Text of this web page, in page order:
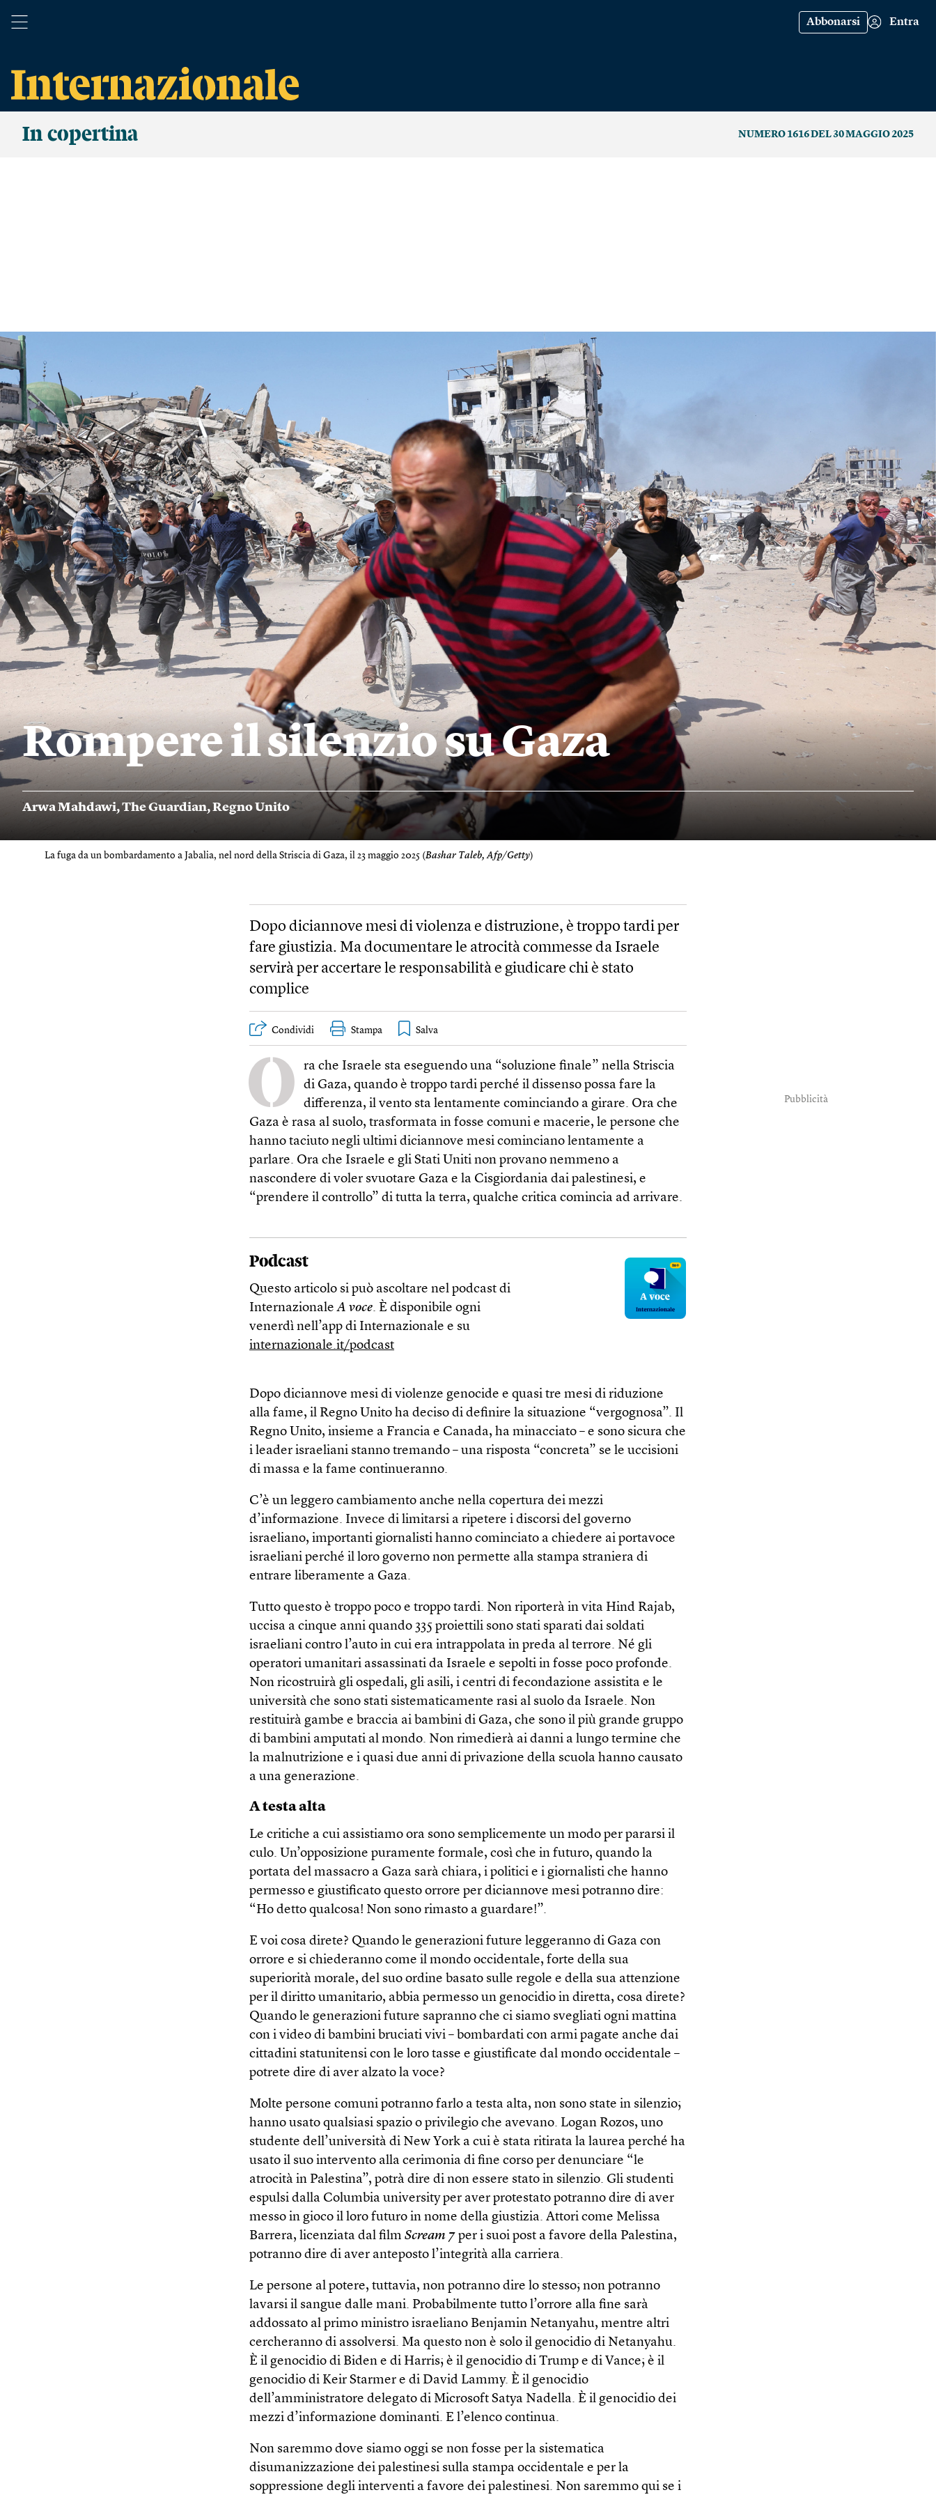
Abbonarsi Entra
In copertina NUMERO 1616 DEL 30 MAGGIO 2025
La fuga da un bombardamento a Jabalia, nel nord della Striscia di Gaza, il 23 maggio 2025 (Bashar Taleb, Afp/Getty)
Rompere il silenzio su Gaza
Arwa Mahdawi,The Guardian,Regno Unito
Dopo diciannove mesi di violenza e distruzione, è troppo tardi per
fare giustizia. Ma documentare le atrocità commesse da Israele
servirà per accertare le responsabilità e giudicare chi è stato
complice
Condividi Stampa
O
ra che Israele sta eseguendo una “soluzione finale” nella Striscia
di Gaza, quando è troppo tardi perché il dissenso possa fare la
differenza, il vento sta lentamente cominciando a girare. Ora che
Gaza è rasa al suolo, trasformata in fosse comuni e macerie, le persone che
hanno taciuto negli ultimi diciannove mesi cominciano lentamente a
parlare. Ora che Israele e gli Stati Uniti non provano nemmeno a
nascondere di voler svuotare Gaza e la Cisgiordania dai palestinesi, e
“prendere il controllo” di tutta la terra, qualche critica comincia ad arrivare.
Podcast
Questo articolo si può ascoltare nel podcast di
InternazionaleA voce. È disponibile ogni
venerdì nell’app di Internazionale e su
internazionale.it/podcast
Dopo diciannove mesi di violenze genocide e quasi tre mesi di riduzione
alla fame, il Regno Unito ha deciso di definire la situazione “vergognosa”. Il
Regno Unito, insieme a Francia e Canada, ha minacciato – e sono sicura che
i leader israeliani stanno tremando – una risposta “concreta” se le uccisioni
di massa e la fame continueranno.
C’è un leggero cambiamento anche nella copertura dei mezzi
d’informazione. Invece di limitarsi a ripetere i discorsi del governo
israeliano, importanti giornalisti hanno cominciato a chiedere ai portavoce
israeliani perché il loro governo non permette alla stampa straniera di
entrare liberamente a Gaza.
Tutto questo è troppo poco e troppo tardi. Non riporterà in vita Hind Rajab,
uccisa a cinque anni quando 335 proiettili sono stati sparati dai soldati
israeliani contro l’auto in cui era intrappolata in preda al terrore. Né gli
operatori umanitari assassinati da Israele e sepolti in fosse poco profonde.
Non ricostruirà gli ospedali, gli asili, i centri di fecondazione assistita e le
università che sono stati sistematicamente rasi al suolo da Israele. Non
restituirà gambe e braccia ai bambini di Gaza, che sono il più grande gruppo
di bambini amputati al mondo. Non rimedierà ai danni a lungo termine che
la malnutrizione e i quasi due anni di privazione della scuola hanno causato
a una generazione.
A testa alta
Le critiche a cui assistiamo ora sono semplicemente un modo per pararsi il
culo. Un’opposizione puramente formale, così che in futuro, quando la
portata del massacro a Gaza sarà chiara, i politici e i giornalisti che hanno
permesso e giustificato questo orrore per diciannove mesi potranno dire:
“Ho detto qualcosa! Non sono rimasto a guardare!”.
E voi cosa direte? Quando le generazioni future leggeranno di Gaza con
orrore e si chiederanno come il mondo occidentale, forte della sua
superiorità morale, del suo ordine basato sulle regole e della sua attenzione
per il diritto umanitario, abbia permesso un genocidio in diretta, cosa direte?
Quando le generazioni future sapranno che ci siamo svegliati ogni mattina
con i video di bambini bruciati vivi – bombardati con armi pagate anche dai
cittadini statunitensi con le loro tasse e giustificate dal mondo occidentale –
potrete dire di aver alzato la voce?
Molte persone comuni potranno farlo a testa alta, non sono state in silenzio;
hanno usato qualsiasi spazio o privilegio che avevano. Logan Rozos, uno
studente dell’università di New York a cui è stata ritirata la laurea perché ha
usato il suo intervento alla cerimonia di fine corso per denunciare “le
atrocità in Palestina”, potrà dire di non essere stato in silenzio. Gli studenti
espulsi dalla Columbia university per aver protestato potranno dire di aver
messo in gioco il loro futuro in nome della giustizia. Attori come Melissa
Barrera, licenziata dal film Scream 7per i suoi post a favore della Palestina,
potranno dire di aver anteposto l’integrità alla carriera.
Le persone al potere, tuttavia, non potranno dire lo stesso; non potranno
lavarsi il sangue dalle mani. Probabilmente tutto l’orrore alla fine sarà
addossato al primo ministro israeliano Benjamin Netanyahu, mentre altri
cercheranno di assolversi. Ma questo non è solo il genocidio di Netanyahu.
È il genocidio di Biden e di Harris; è il genocidio di Trump e di Vance; è il
genocidio di Keir Starmer e di David Lammy. È il genocidio
dell’amministratore delegato di Microsoft Satya Nadella. È il genocidio dei
mezzi d’informazione dominanti. E l’elenco continua.
Non saremmo dove siamo oggi se non fosse per la sistematica
disumanizzazione dei palestinesi sulla stampa occidentale e per la
soppressione degli interventi a favore dei palestinesi. Non saremmo qui se i
Pubblicità